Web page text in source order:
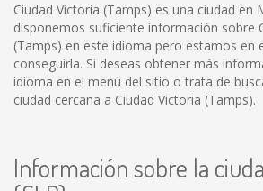
Ciudad Victoria (Tamps) es una ciudad en
disponemos suficiente información sobre
(Tamps) en este idioma pero estamos en
conseguirla. Si deseas obtener más
idioma en el menú del sitio o trata de
ciudad cercana a Ciudad Victoria (Tamps).
Información sobre la